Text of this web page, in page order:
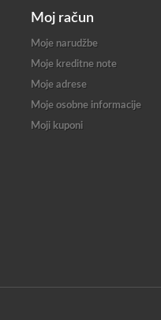
Moj račun
Moje narudžbe
Moje kreditne note
Moje adrese
Moje osobne informacije
Moji kuponi